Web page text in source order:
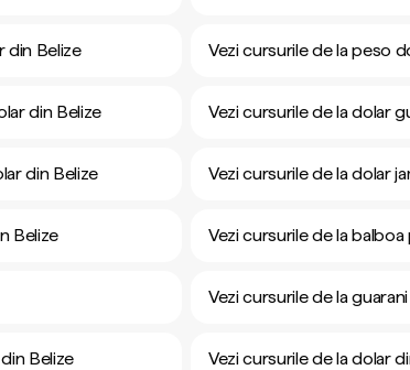
din Belize Vezi cursurile de la peso
din Belize Vezi cursurile de la dolar
din Belize Vezi cursurile de la dolar
Belize Vezi cursurile de la
Vezi cursurile de la
Belize Vezi cursurile de la dolar